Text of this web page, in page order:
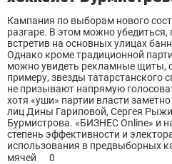
Кампания по выборам нового
разгаре. В этом можно убедиться,
встретив на основных улицах
Однако кроме традиционной
можно увидеть рекламные щиты,
примеру, звезды татарстанского
не призывают напрямую
хотя «уши» партии власти
лиц Дины Гариповой, Сергея
Бурмистрова. «БИЗНЕС Online» и
степень эффективности и
использования в предвыборных
мячей
0